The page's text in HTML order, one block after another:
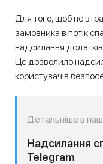
Для того, щоб не
замовника в потік
надсилання
Це дозволило
користувачів
Детальніше в
Надсилання
Telegram